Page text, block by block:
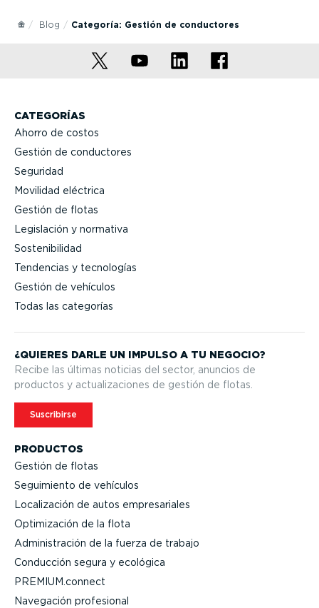
Blog Categoría: Gestión de conductores
CATEGORÍAS
Ahorro de costos
Gestión de conductores
Seguridad
Movilidad eléctrica
Gestión de flotas
Legislación y normativa
Sostenibilidad
Tendencias y tecnologías
Gestión de vehículos
Todas las categorías
PRODUCTOS
Gestión de flotas
Seguimiento de vehículos
Locali­zación de autos empre­sa­riales
Optimi­zación de la flota
Adminis­tración de la fuerza de trabajo
Conducción segura y ecológica
PREMIUM.connect
Navegación profesional
¿QUIERES DARLE UN IMPULSO A TU NEGOCIO?
Recibe las últimas noticias del sector, anuncios de
productos y actua­li­za­ciones de gestión de flotas.
Suscribirse